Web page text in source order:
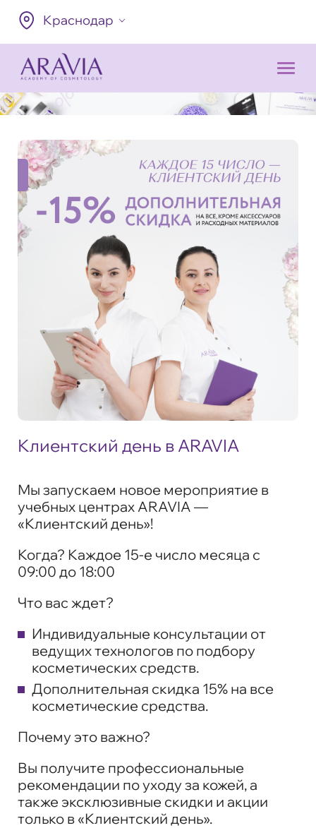
Краснодар
Клиентский день в ARAVIA
Мы запускаем новое мероприятие в
учебных центрах ARAVIA —
«Клиентский день»!
Когда? Каждое 15-е число месяца с
09:00 до 18:00
Что вас ждет?
Индивидуальные консультации от
ведущих технологов по подбору
косметических средств.
Дополнительная скидка 15% на все
косметические средства.
Почему это важно?
Вы получите профессиональные
рекомендации по уходу за кожей, а
также эксклюзивные скидки и акции
только в «Клиентский день».